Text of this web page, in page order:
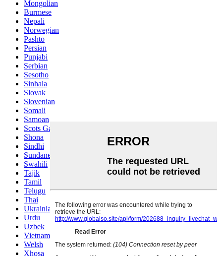
Mongolian
Burmese
Nepali
Norwegian
Pashto
Persian
Punjabi
Serbian
Sesotho
Sinhala
Slovak
Slovenian
Somali
Samoan
Scots Gaelic
Shona
Sindhi
Sundanese
Swahili
Tajik
Tamil
Telugu
Thai
Ukrainian
Urdu
Uzbek
Vietnamese
Welsh
Xhosa